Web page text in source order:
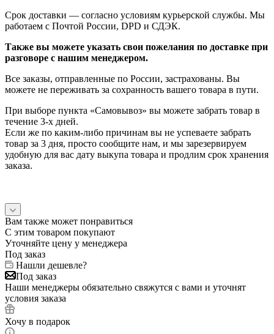
Срок доставки — согласно условиям курьерской службы. Мы
работаем с Почтой России, DPD и СДЭК.
Также вы можете указать свои пожелания по доставке при
разговоре с нашим менеджером.
Все заказы, отправленные по России, застрахованы. Вы
можете не переживать за сохранность вашего товара в пути.
При выборе пункта «Самовывоз» вы можете забрать товар в
течение 3-х дней.
Если же по каким-либо причинам вы не успеваете забрать
товар за 3 дня, просто сообщите нам, и мы зарезервируем
удобную для вас дату выкупа товара и продлим срок хранения
заказа.
Вам также может понравиться
С этим товаром покупают
Уточняйте цену у менеджера
Под заказ
Нашли дешевле?
Под заказ
Наши менеджеры обязательно свяжутся с вами и уточнят
условия заказа
Хочу в подарок